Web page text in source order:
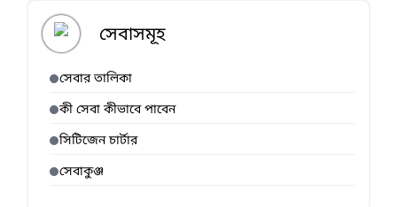
সেবাসমূহ
সেবার তালিকা
কী সেবা কীভাবে পাবেন
সিটিজেন চার্টার
সেবাকুঞ্জ